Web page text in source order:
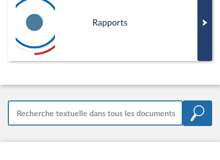
Rapports
Recherche textuelle dans tous les documents